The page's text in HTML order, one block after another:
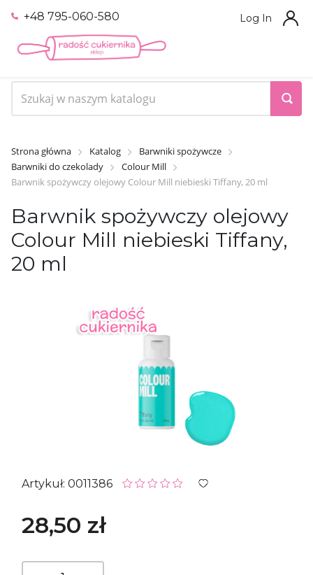
+48 795-060-580 Log In
Strona główna Katalog
Barwniki spożywcze
Barwniki do czekolady
Colour Mill
Barwnik spożywczy olejowy Colour Mill niebieski Tiffany, 20 ml
Barwnik spożywczy olejowy
Colour Mill niebieski Tiffany,
20 ml
Artykuł: 0011386
28,50 zł